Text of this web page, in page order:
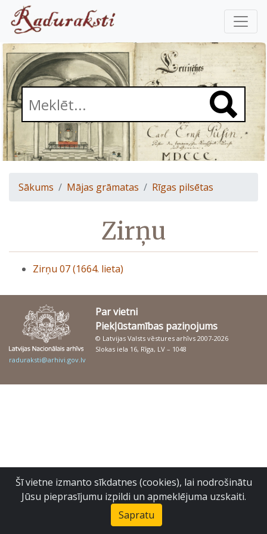
Sākums Mājas grāmatas Rīgas pilsētas
Zirņu
Zirņu 07 (1664. lieta)
Par vietni
Piekļūstamības paziņojums
© Latvijas Valsts vēstures arhīvs 2007-2026
Slokas iela 16, Rīga, LV – 1048
raduraksti@arhivi.gov.lv
Šī vietne izmanto sīkdatnes (cookies), lai nodrošinātu
Jūsu pieprasījumu izpildi un apmeklējuma uzskaiti.
Sapratu